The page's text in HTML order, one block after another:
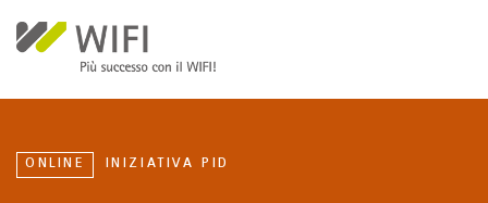
INIZIATIVA PID
ONLINE